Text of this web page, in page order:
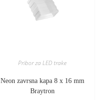
Pribor za LED trake
Neon zavrsna kapa 8 x 16 mm
Braytron